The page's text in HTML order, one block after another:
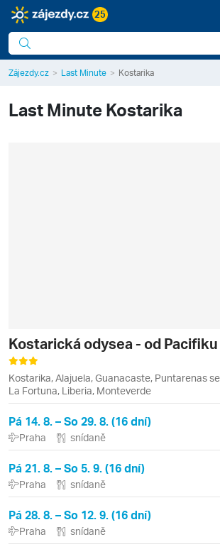
25
Zájezdy.cz Last Minute Kostarika
Last MinuteKostarika
Kostarická odysea - od
Kostarika, Alajuela, Guanacaste, Puntarenas
La Fortuna, Liberia, Monteverde
Pá 14. 8. – So 29. 8. (16 dní)
Praha snídaně
Pá 21. 8. – So 5. 9. (16 dní)
Praha snídaně
Pá 28. 8. – So 12. 9. (16 dní)
Praha snídaně